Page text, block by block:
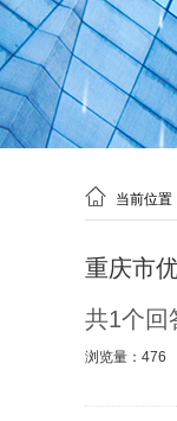
 当前位置
重庆市
共1个回
浏览量：476